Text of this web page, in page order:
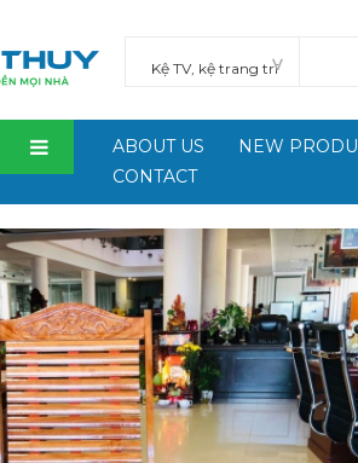
ABOUT US NEW
CONTACT